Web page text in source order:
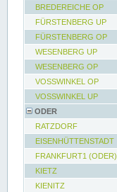
BREDEREICHE OP
FÜRSTENBERG UP
FÜRSTENBERG OP
WESENBERG UP
WESENBERG OP
VOSSWINKEL OP
VOSSWINKEL UP
ODER
RATZDORF
EISENHÜTTENSTADT
FRANKFURT1 (ODER)
KIETZ
KIENITZ